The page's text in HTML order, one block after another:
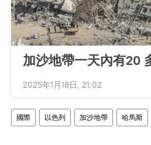
加沙地帶一天內有20
2025年1月18日, 21:02
國際 以色列 加沙地帶 哈馬斯